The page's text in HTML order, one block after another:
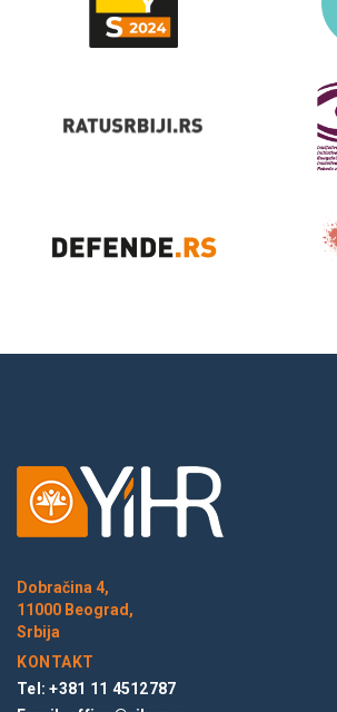
Dobračina 4,
11000 Beograd,
Srbija
KONTAKT
Tel: +381 11 4512787